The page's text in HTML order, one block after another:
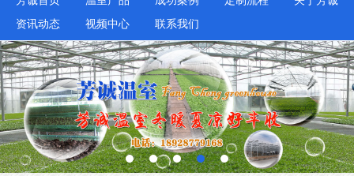
资讯动态
视频中心 联系我们